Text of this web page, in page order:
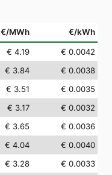
€/MWh €/kWh
€ 4.19
€ 0.0042
€ 3.84
€ 0.0038
€ 3.51
€ 0.0035
€ 3.17
€ 0.0032
€ 3.65
€ 0.0036
€ 4.04
€ 0.0040
€ 3.28
€ 0.0033